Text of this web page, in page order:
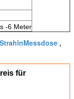
-6 Meter
,
für